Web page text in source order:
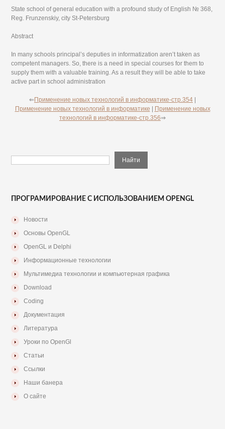
State school of general education with a profound study of English № 368,
Reg. Frunzenskiy, city St-Petersburg
Abstract
In many schools principal’s deputies in informatization aren’t taken as
competent managers. So, there is a need in special courses for them to
supply them with a valuable training. As a result they will be able to take
active part in school administration
⇐Применение новых технологий в информатике-стр.354
Применение новых технологий в информатике
Применение новых
технологий в информатике-стр.356⇒
ПРОГРАМИРОВАНИЕ С ИСПОЛЬЗОВАНИЕМ OPENGL
Новости
Основы OpenGL
OpenGL и Delphi
Информационные технологии
Мультимедиа технологии и компьютерная графика
Download
Coding
Документация
Литература
Уроки по OpenGl
Статьи
Ссылки
Наши банера
О сайте